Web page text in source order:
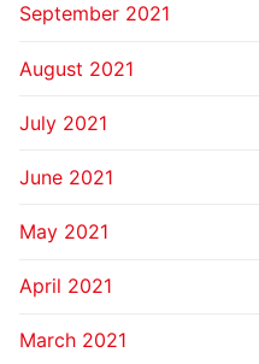
September 2021
August 2021
July 2021
June 2021
May 2021
April 2021
March 2021